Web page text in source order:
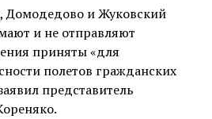
Домодедово и Жуковский
и не отправляют
приняты «для
полетов гражданских
представитель